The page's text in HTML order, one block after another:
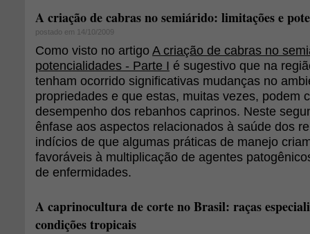
A criação de cabras no semiárido: limitações e
postado em 14/10/2009
Como visto no artigo A criação de cabras no
potencialidades - Parte I é sugestivo que na
tenham ocorrido significativas mudanças no
propriedades e que estas, muitas vezes, podem
desempenho dos rebanhos caprinos. Neste
ênfase aos aspectos relacionados à saúde dos
indícios de que algumas práticas de manejo
favoráveis à multiplicação de agentes
de enfermidades.
A caprinocultura de corte no Brasil: raças
condições tropicais